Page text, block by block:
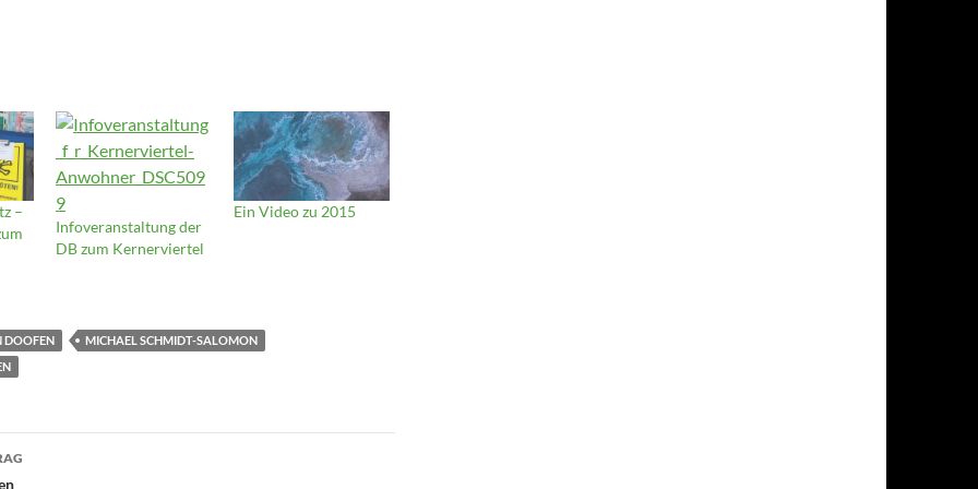
–
Infoveranstaltung der
DB zum Kernerviertel
Ein Video zu 2015
DOOFEN
MICHAEL SCHMIDT-SALOMON